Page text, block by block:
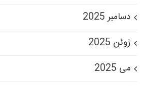
دسامبر 2025
ژوئن 2025
می 2025